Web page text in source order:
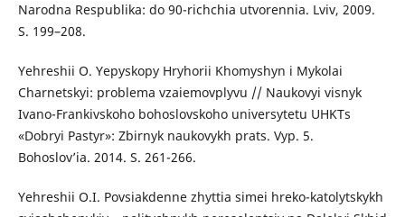
Narodna Respublika: do 90-richchia utvorennia. Lviv, 2009.
S. 199–208.
Yehreshii O. Yepyskopy Hryhorii Khomyshyn i Mykolai
Charnetskyi: problema vzaiemovplyvu // Naukovyi visnyk
Ivano-Frankivskoho bohoslovskoho universytetu UHKTs
«Dobryi Pastyr»: Zbirnyk naukovykh prats. Vyp. 5.
Bohoslov’ia. 2014. S. 261-266.
Yehreshii O.I. Povsiakdenne zhyttia simei hreko-katolytskykh